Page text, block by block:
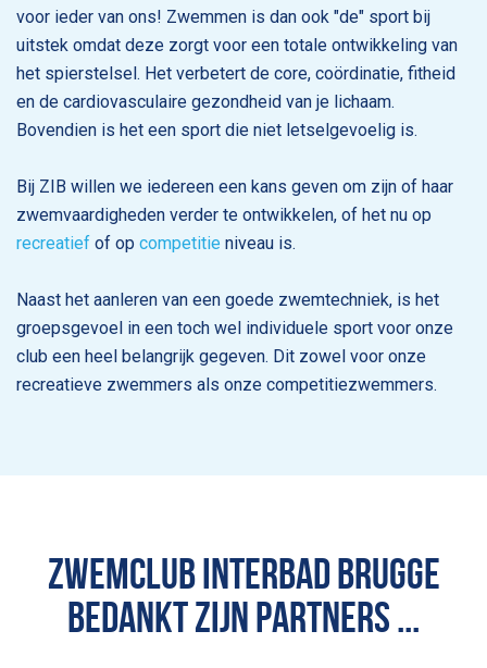
voor ieder van ons! Zwemmen is dan ook "de" sport bij
uitstek omdat deze zorgt voor een totale ontwikkeling van
het spierstelsel. Het verbetert de core, coördinatie, fitheid
en de cardiovasculaire gezondheid van je lichaam.
Bovendien is het een sport die niet letselgevoelig is.
Bij ZIB willen we iedereen een kans geven om zijn of haar
zwemvaardigheden verder te ontwikkelen, of het nu op
recreatief of op competitie niveau is.
Naast het aanleren van een goede zwemtechniek, is het
groepsgevoel in een toch wel individuele sport voor onze
club een heel belangrijk gegeven. Dit zowel voor onze
recreatieve zwemmers als onze competitiezwemmers.
ZWEMCLUB INTERBAD BRUGGE
BEDANKT ZIJN PARTNERS ...